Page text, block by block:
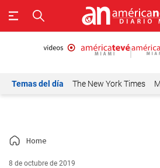
Temas del día The New York Times
Home
8 de octubre de 2019